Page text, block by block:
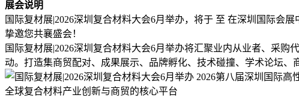
展会说明
国际复材展|2026深圳复合材料大会6月举办，将于 至 在深圳国际会
挚邀您共襄盛会！
国际复材展|2026深圳复合材料大会6月举办将汇聚业内从业者、采
动。打造集商贸配对、成果展示、品牌孵化、技术碰撞、学术论坛、
2026第八届深圳国际高
全球复合材料产业创新与商贸的核心平台